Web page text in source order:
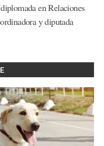
en Relaciones
y diputada